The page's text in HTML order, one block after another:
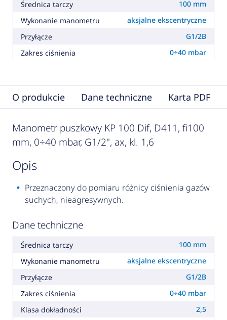
Średnica tarczy
100 mm
Wykonanie manometru
aksjalne ekscentryczne
Przyłącze
G1/2B
Zakres ciśnienia
0÷40 mbar
O produkcie Dane techniczne Karta PDF
Manometr puszkowy KP 100 Dif, D411, fi100
mm, 0÷40 mbar, G1/2", ax, kl. 1,6
opis
Przeznaczony do pomiaru różnicy ciśnienia gazów
suchych, nieagresywnych.
Dane techniczne
Średnica tarczy
100 mm
Wykonanie manometru
aksjalne ekscentryczne
Przyłącze
G1/2B
Zakres ciśnienia
0÷40 mbar
Klasa dokładności
2,5